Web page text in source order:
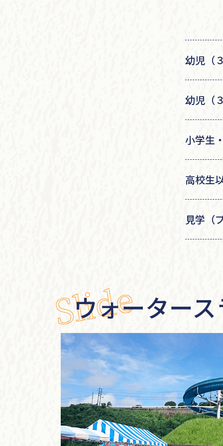
幼児（
幼児（
小学生
高校生
見学（
ウォーター